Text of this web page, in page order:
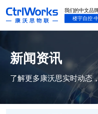
新闻资讯
了解更多康沃思实时动态